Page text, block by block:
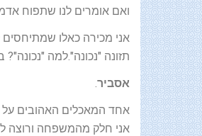
ואם אומרים לנו שתפוח
אני מכירה כאלו
תזונה "נכונה".למה
אסביר.
אחד המאכלים האהובים על
אני חלק מהמשפחה ורוצה